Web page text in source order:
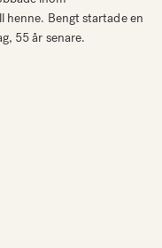
Bengt startade en
55 år senare.